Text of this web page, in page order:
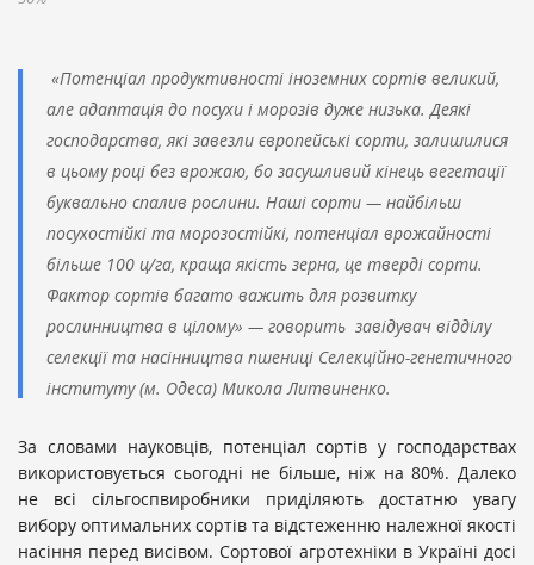
«Потенціал продуктивності іноземних сортів великий,
але адаптація до посухи і морозів дуже низька. Деякі
господарства, які завезли європейські сорти, залишилися
в цьому році без врожаю, бо засушливий кінець вегетації
буквально спалив рослини. Наші сорти — найбільш
посухостійкі та морозостійкі, потенціал врожайності
більше 100 ц/га, краща якість зерна, це тверді сорти.
Фактор сортів багато важить для розвитку
рослинництва в цілому» — говорить завідувач відділу
селекції та насінництва пшениці Селекційно-генетичного
інституту (м. Одеса) Микола Литвиненко.
За словами науковців, потенціал сортів у господарствах
використовується сьогодні не більше, ніж на 80%. Далеко
не всі сільгоспвиробники приділяють достатню увагу
вибору оптимальних сортів та відстеженню належної якості
насіння перед висівом. Сортової агротехніки в Україні досі